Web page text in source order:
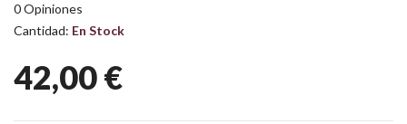
0 Opiniones
Cantidad: En Stock
42,00 €